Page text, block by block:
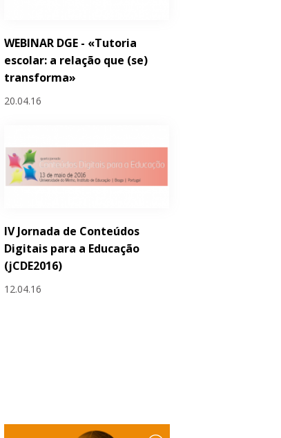
WEBINAR DGE - «Tutoria
escolar: a relação que (se)
transforma»
20.04.16
IV Jornada de Conteúdos
Digitais para a Educação
(jCDE2016)
12.04.16